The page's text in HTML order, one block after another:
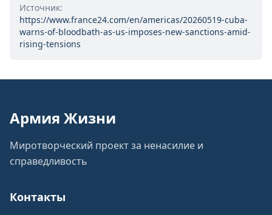
Источник:
https://www.france24.com/en/americas/20260519-cuba-
warns-of-bloodbath-as-us-imposes-new-sanctions-amid-
rising-tensions
Армия Жизни
Миротворческий проект за ненасилие и
справедливость
Контакты